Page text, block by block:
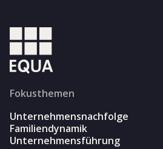
Fokusthemen
Unternehmensnachfolge
Familiendynamik
Unternehmensführung